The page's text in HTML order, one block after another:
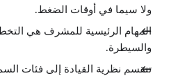
ولا سيما في أوقات الضغط.
المهام الرئيسية للمشرف هي
والسيطرة.
تنقسم نظرية القيادة إلى فئات